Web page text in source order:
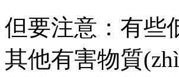
但要注意：有些
其他有害物質(zhì)